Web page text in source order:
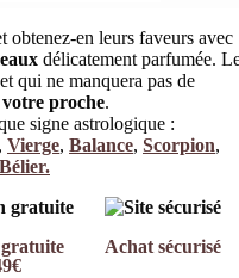
obtenez-en leurs faveurs avec
délicatement parfumée.
et qui ne manquera pas de
proche.
signe astrologique :
, Vierge, Balance, Scorpion,
Bélier.
Achat sécurisé